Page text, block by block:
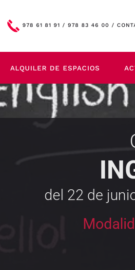
978 61 81 91 / 978 83 46 00 /
ALQUILER DE ESPACIOS
del 22 de